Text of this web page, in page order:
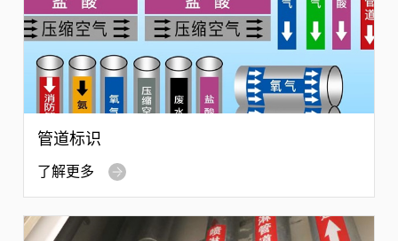
管道标识
了解更多